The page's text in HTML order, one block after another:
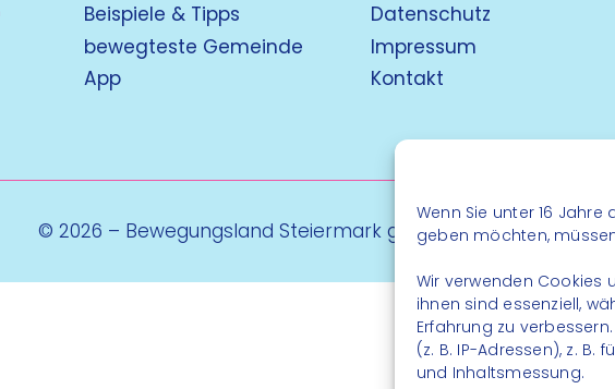
Wenn Sie unter 16
geben möchten,
Wir verwenden Cookies
ihnen sind essenziell,
Erfahrung zu
(z. B. IP-Adressen), z.
und Inhaltsmessung.
Beispiele & Tipps
bewegteste Gemeinde
App
Datenschutz
Impressum
Kontakt
© 2026 – Bewegungsland Steiermark gGmbH - Alle Rechte